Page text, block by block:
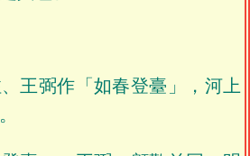
王弼作「如春登臺」，河上